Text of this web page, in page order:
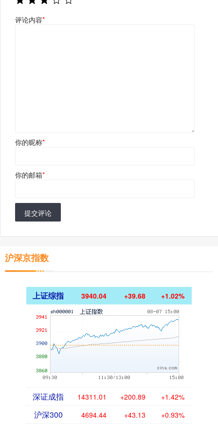
评论内容*
你的昵称*
你的邮箱*
提交评论
沪深京指数
上证综指 3940.04 +39.68 +1.02%
深证成指 14311.01 +200.89 +1.42%
沪深300 4694.44 +43.13 +0.93%